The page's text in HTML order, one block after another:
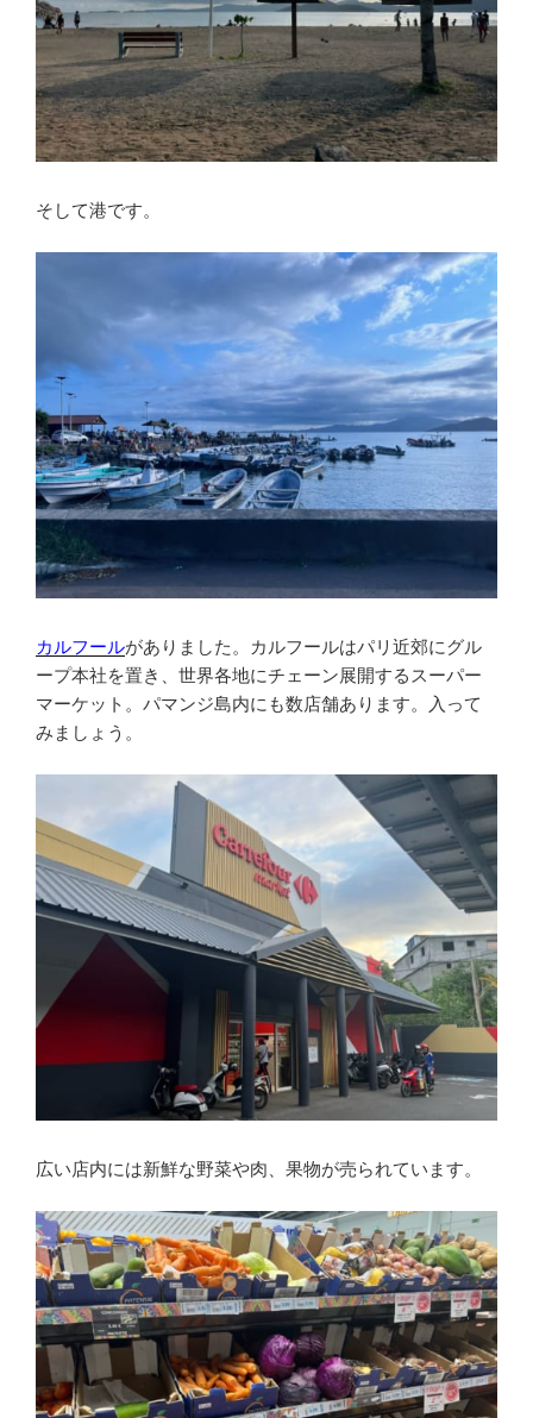
そして港です。
カルフールがありました。カルフールはパリ近郊にグル
ープ本社を置き、世界各地にチェーン展開するスーパー
マーケット。パマンジ島内にも数店舗あります。入って
みましょう。
広い店内には新鮮な野菜や肉、果物が売られています。